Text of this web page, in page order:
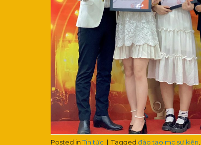
Posted in Tin tức Tagged đào tạo mc sự kiện